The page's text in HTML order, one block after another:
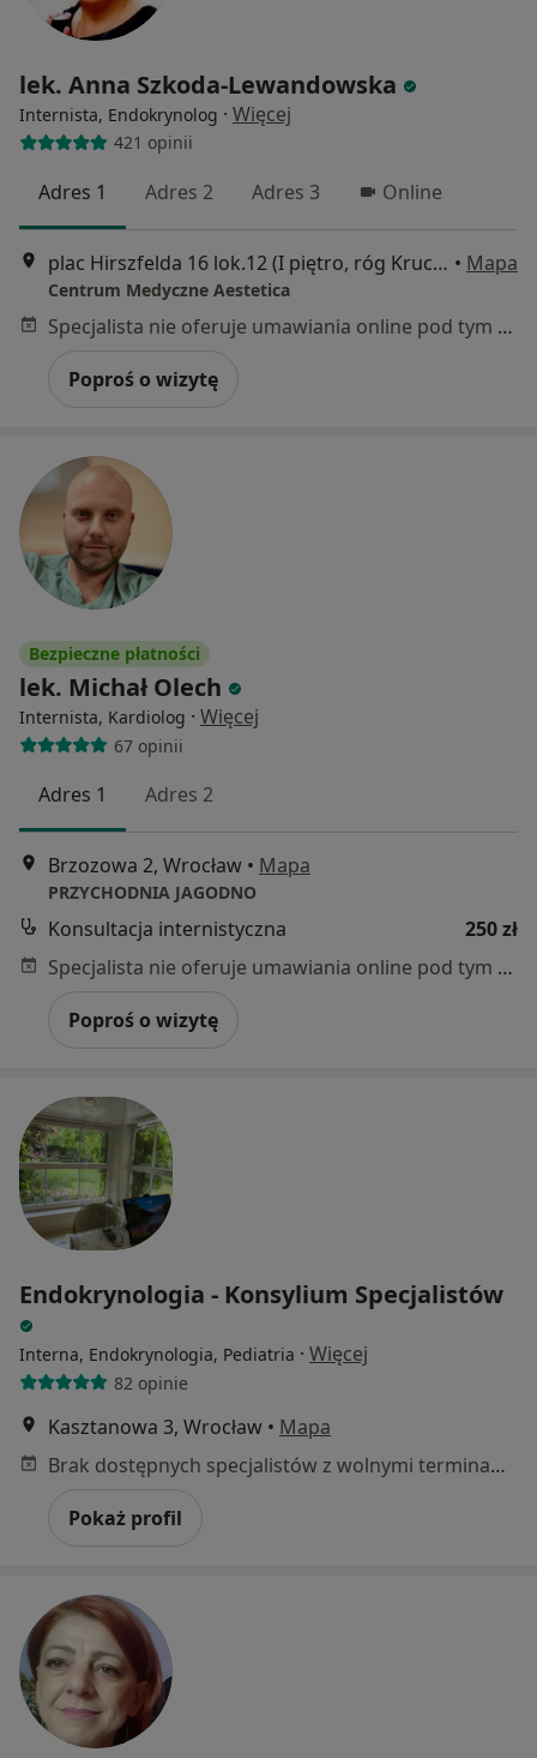
lek. Anna Szkoda-Lewandowska
Internista, Endokrynolog · Więcej
421 opinii
Adres 1 Adres 2 Adres 3 Online
plac Hirszfelda 16 lok.12 (I piętro, róg Krucza-Zaporoska), Wrocław • Mapa
Centrum Medyczne Aestetica
Specjalista nie oferuje umawiania online pod tym adresem.
Poproś o wizytę
Bezpieczne płatności
lek. Michał Olech
Internista, Kardiolog · Więcej
67 opinii
Adres 1 Adres 2
Brzozowa 2, Wrocław • Mapa
PRZYCHODNIA JAGODNO
Konsultacja internistyczna
250 zł
Specjalista nie oferuje umawiania online pod tym adresem.
Poproś o wizytę
Endokrynologia - Konsylium Specjalistów
Interna, Endokrynologia, Pediatria · Więcej
82 opinie
Kasztanowa 3, Wrocław • Mapa
Brak dostępnych specjalistów z wolnymi terminami w tym centrum medycznym.
Pokaż profil